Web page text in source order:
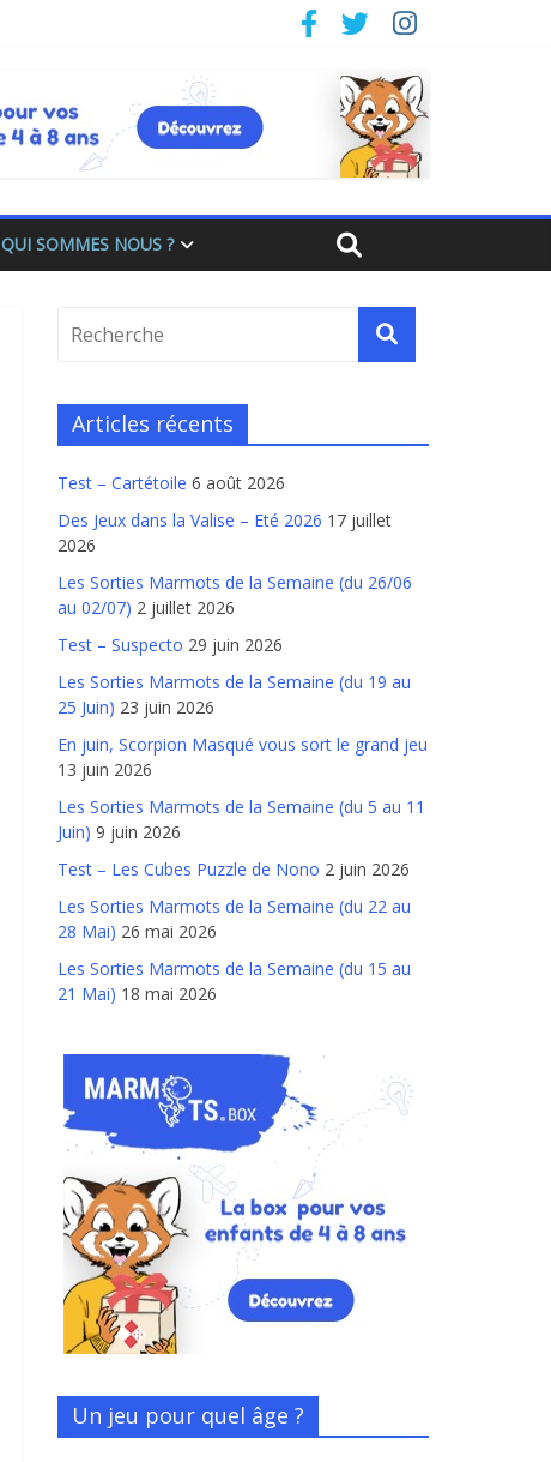
QUI SOMMES NOUS ?
Articles récents
Test – Cartétoile 6 août 2026
Des Jeux dans la Valise – Eté 2026 17 juillet
2026
Les Sorties Marmots de la Semaine (du 26/06
au 02/07) 2 juillet 2026
Test – Suspecto 29 juin 2026
Les Sorties Marmots de la Semaine (du 19 au
25 Juin) 23 juin 2026
En juin, Scorpion Masqué vous sort le grand jeu
13 juin 2026
Les Sorties Marmots de la Semaine (du 5 au 11
Juin) 9 juin 2026
Test – Les Cubes Puzzle de Nono 2 juin 2026
Les Sorties Marmots de la Semaine (du 22 au
28 Mai) 26 mai 2026
Les Sorties Marmots de la Semaine (du 15 au
21 Mai) 18 mai 2026
Un jeu pour quel âge ?